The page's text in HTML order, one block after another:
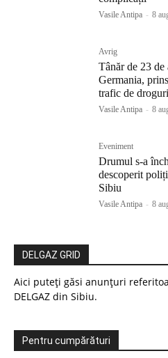
Vasile Antipa - 8
Avrig
Tânăr de 23
Germania,
trafic de
Vasile Antipa - 8
Eveniment
Drumul s-a
descoperit
Sibiu
Vasile Antipa - 8
DELGAZ GRID
Aici puteți găsi anunțuri
DELGAZ din Sibiu.
Pentru cumpărături